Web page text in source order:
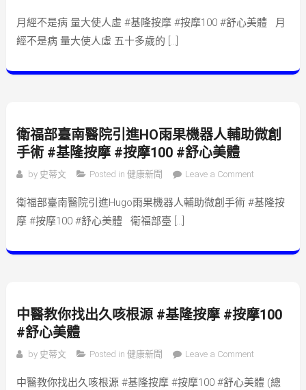
虛 #基隆按摩
月經不是病 量大使人虛 #基隆按摩 #按摩100 #舒心美體 月
經不是病 量大使人虛 五十多歲的 […]
衛福部臺南醫院引進HO雨果機器人輔助微創
手術 #基隆按摩 #按摩100 #舒心美體
by 史蒂文 Posted in 健康新聞 Leave a Comment
Ho雨果機器
摩 #按摩100
衛福部臺南醫院引進Hugo雨果機器人輔助微創手術 #基隆按
摩 #按摩100 #舒心美體 衛福部臺 […]
中醫教你找出久咳根源 #基隆按摩 #按摩100
#舒心美體
by 史蒂文 Posted in 健康新聞 Leave a Comment
源 #基隆按摩
中醫教你找出久咳根源 #基隆按摩 #按摩100 #舒心美體 (總